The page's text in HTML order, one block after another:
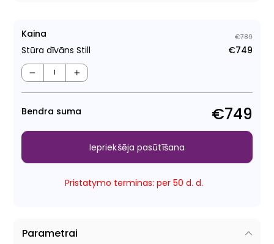
Kaina
Stūra dīvāns Still
€789
€749
− +
Bendra suma €749
Pristatymo terminas: per 50 d. d.
Iepriekšēja pasūtīšana
Parametrai